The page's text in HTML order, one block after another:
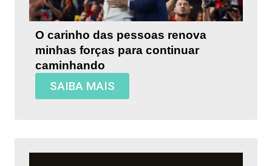
O carinho das pessoas renova
minhas forças para continuar
caminhando
SAIBA MAIS